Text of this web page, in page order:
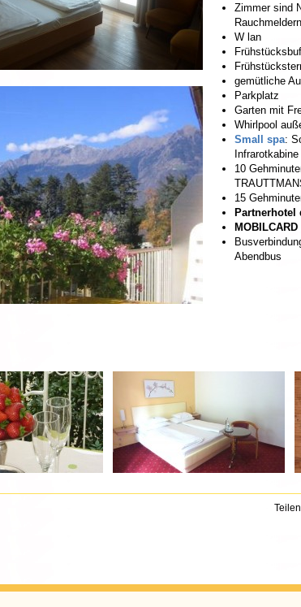
Zimmer sind
W lan
gemütliche
Parkplatz
Garten mit
Whirlpool
Small spa:
10
15
Partnerhotel
MOBILCARD
Abendbus